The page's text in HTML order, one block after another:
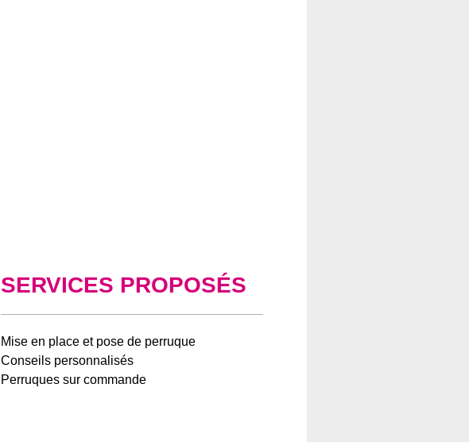
SERVICES PROPOSÉS
Mise en place et pose de perruque
Conseils personnalisés
Perruques sur commande